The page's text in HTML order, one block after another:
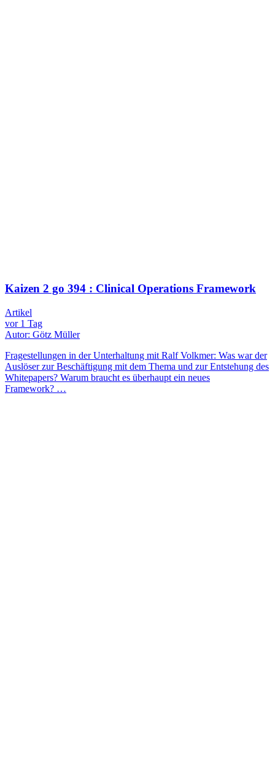
Kaizen 2 go 394 : Clinical Operations Framework
Artikel
vor 1 Tag
Autor: Götz Müller
Fragestellungen in der Unterhaltung mit Ralf Volkmer: Was war der
Auslöser zur Beschäftigung mit dem Thema und zur Entstehung des
Whitepapers? Warum braucht es überhaupt ein neues
Framework? …